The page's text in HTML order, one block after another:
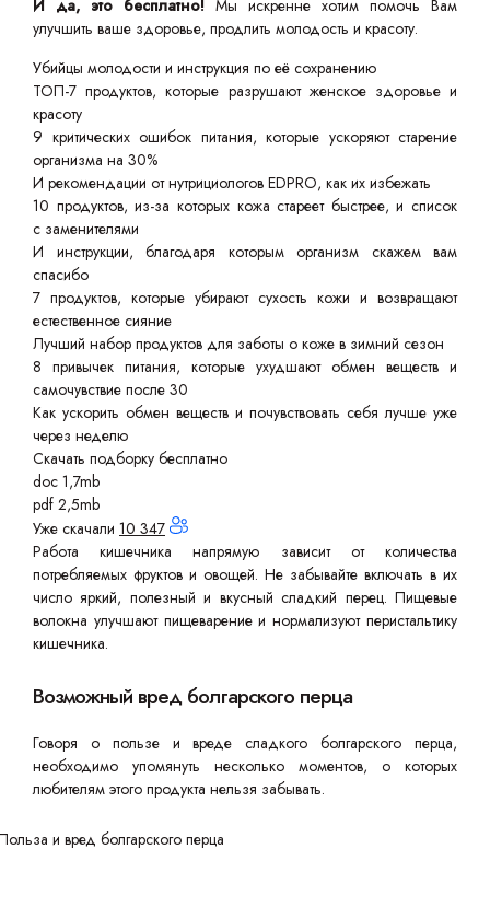
И да, это бесплатно! Мы искренне хотим помочь Вам
улучшить ваше здоровье, продлить молодость и красоту.
Убийцы молодости и инструкция по её сохранению
ТОП-7 продуктов, которые разрушают женское здоровье и
красоту
9 критических ошибок питания, которые ускоряют старение
организма на 30%
И рекомендации от нутрициологов EDPRO, как их избежать
10 продуктов, из-за которых кожа стареет быстрее, и список
с заменителями
И инструкции, благодаря которым организм скажем вам
спасибо
7 продуктов, которые убирают сухость кожи и возвращают
естественное сияние
Лучший набор продуктов для заботы о коже в зимний сезон
8 привычек питания, которые ухудшают обмен веществ и
самочувствие после 30
Как ускорить обмен веществ и почувствовать себя лучше уже
через неделю
Скачать подборку бесплатно
doc 1,7mb
pdf 2,5mb
Уже скачали 10 347
Работа кишечника напрямую зависит от количества
потребляемых фруктов и овощей. Не забывайте включать в их
число яркий, полезный и вкусный сладкий перец. Пищевые
волокна улучшают пищеварение и нормализуют перистальтику
кишечника.
Возможный вред болгарского перца
Говоря о пользе и вреде сладкого болгарского перца,
необходимо упомянуть несколько моментов, о которых
любителям этого продукта нельзя забывать.